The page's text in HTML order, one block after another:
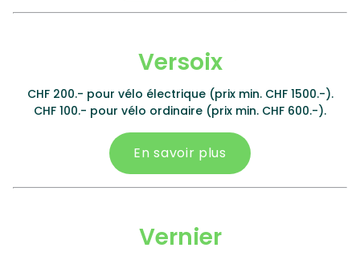
Versoix
CHF 200.- pour vélo électrique (prix min. CHF 1500.-).
CHF 100.- pour vélo ordinaire (prix min. CHF 600.-).
En savoir plus
Vernier